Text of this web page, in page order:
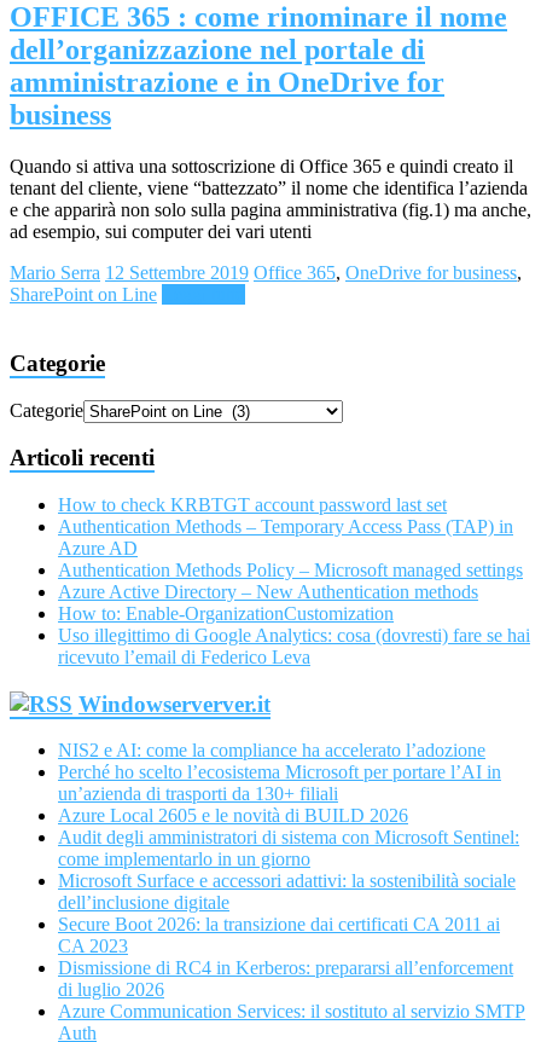
OFFICE 365 : come rinominare il nome
dell’organizzazione nel portale di
amministrazione e in OneDrive for
business
Quando si attiva una sottoscrizione di Office 365 e quindi creato il
tenant del cliente, viene “battezzato” il nome che identifica l’azienda
e che apparirà non solo sulla pagina amministrativa (fig.1) ma anche,
ad esempio, sui computer dei vari utenti
Mario Serra 12 Settembre 2019 Office 365, OneDrive for business,
SharePoint on Line
Categorie
Categorie
Articoli recenti
How to check KRBTGT account password last set
Authentication Methods – Temporary Access Pass (TAP) in
Azure AD
Authentication Methods Policy – Microsoft managed settings
Azure Active Directory – New Authentication methods
How to: Enable-OrganizationCustomization
Uso illegittimo di Google Analytics: cosa (dovresti) fare se hai
ricevuto l’email di Federico Leva
Windowserverver.it
NIS2 e AI: come la compliance ha accelerato l’adozione
Perché ho scelto l’ecosistema Microsoft per portare l’AI in
un’azienda di trasporti da 130+ filiali
Azure Local 2605 e le novità di BUILD 2026
Audit degli amministratori di sistema con Microsoft Sentinel:
come implementarlo in un giorno
Microsoft Surface e accessori adattivi: la sostenibilità sociale
dell’inclusione digitale
Secure Boot 2026: la transizione dai certificati CA 2011 ai
CA 2023
Dismissione di RC4 in Kerberos: prepararsi all’enforcement
di luglio 2026
Azure Communication Services: il sostituto al servizio SMTP
Auth